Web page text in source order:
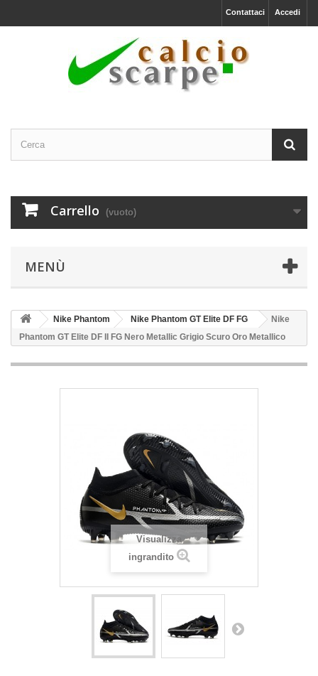
Accedi
Contattaci
Carrello (vuoto)
MENÙ
Nike Phantom Nike Phantom GT Elite DF FG
Nike
Phantom GT Elite DF II FG Nero Metallic Grigio Scuro Oro Metallico
Visualizza
ingrandito